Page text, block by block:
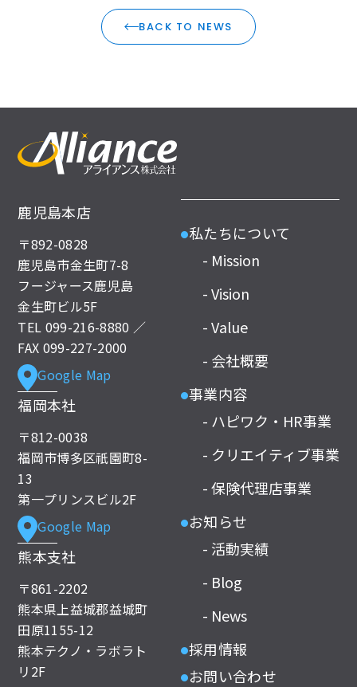
BACK TO NEWS
鹿児島本店
〒892-0828
鹿児島市金生町7-8
フージャース鹿児島
金生町ビル5F
TEL 099-216-8880 ／
FAX 099-227-2000
Google Map
福岡本社
〒812-0038
福岡市博多区祇園町8-
13
第一プリンスビル2F
Google Map
熊本支社
〒861-2202
熊本県上益城郡益城町
田原1155-12
熊本テクノ・ラボラト
リ2F
●私たちについて
- Mission
- Vision
- Value
- 会社概要
●事業内容
- ハピワク・HR事業
- クリエイティブ事業
- 保険代理店事業
● お知らせ
- 活動実績
- Blog
- News
●採用情報
● お問い合わせ